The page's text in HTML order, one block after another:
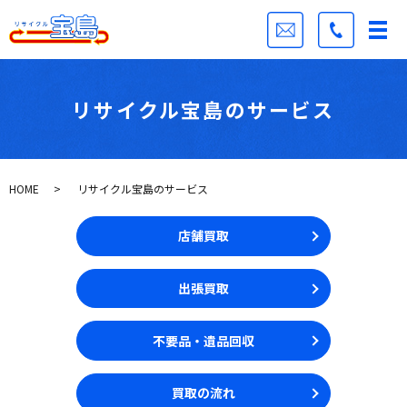
リサイクル宝島のサービス
HOME リサイクル宝島のサービス
店舗買取
出張買取
不要品・遺品回収
買取の流れ